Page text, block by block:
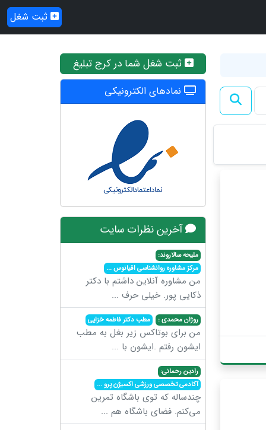
ثبت شغل
ثبت شغل شما در کرج تبلیغ
نمادهای الکترونیکی
آخرین نظرات سایت
ملیحه سالاروند:
مرکز مشاوره روانشناسی اقیانوس...
من مشاوره آنلاین داشتم با دکتر
ذکایی پور. خیلی حرف ...
روژان محمدی : مطب دکتر فاطمه خزایی
من برای بوتاکس زیر بغل به مطب
ایشون رفتم .ایشون با ...
رادین رحمانی:
آکادمی تخصصی ورزشی اکسیژن پرو...
چندساله که توی باشگاه تمرین
می‌کنم. فضای باشگاه هم ...